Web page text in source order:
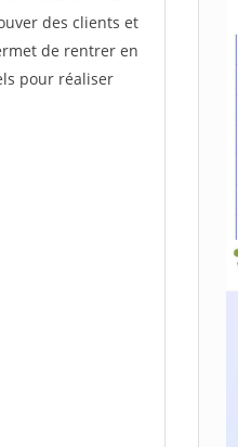
des clients et
de rentrer en
pour réaliser